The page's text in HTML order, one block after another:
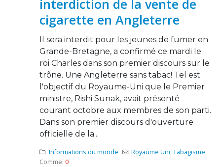
interdiction de la vente de
cigarette en Angleterre
Il sera interdit pour les jeunes de fumer en
Grande-Bretagne, a confirmé ce mardi le
roi Charles dans son premier discours sur le
trône. Une Angleterre sans tabac! Tel est
l'objectif du Royaume-Uni que le Premier
ministre, Rishi Sunak, avait présenté
courant octobre aux membres de son parti.
Dans son premier discours d'ouverture
officielle de la...
Informations du monde Royaume Uni,Tabagisme
Comme: 0